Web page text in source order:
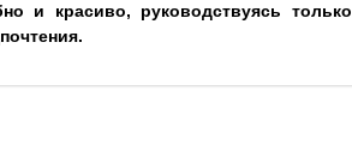
и красиво, руководствуясь